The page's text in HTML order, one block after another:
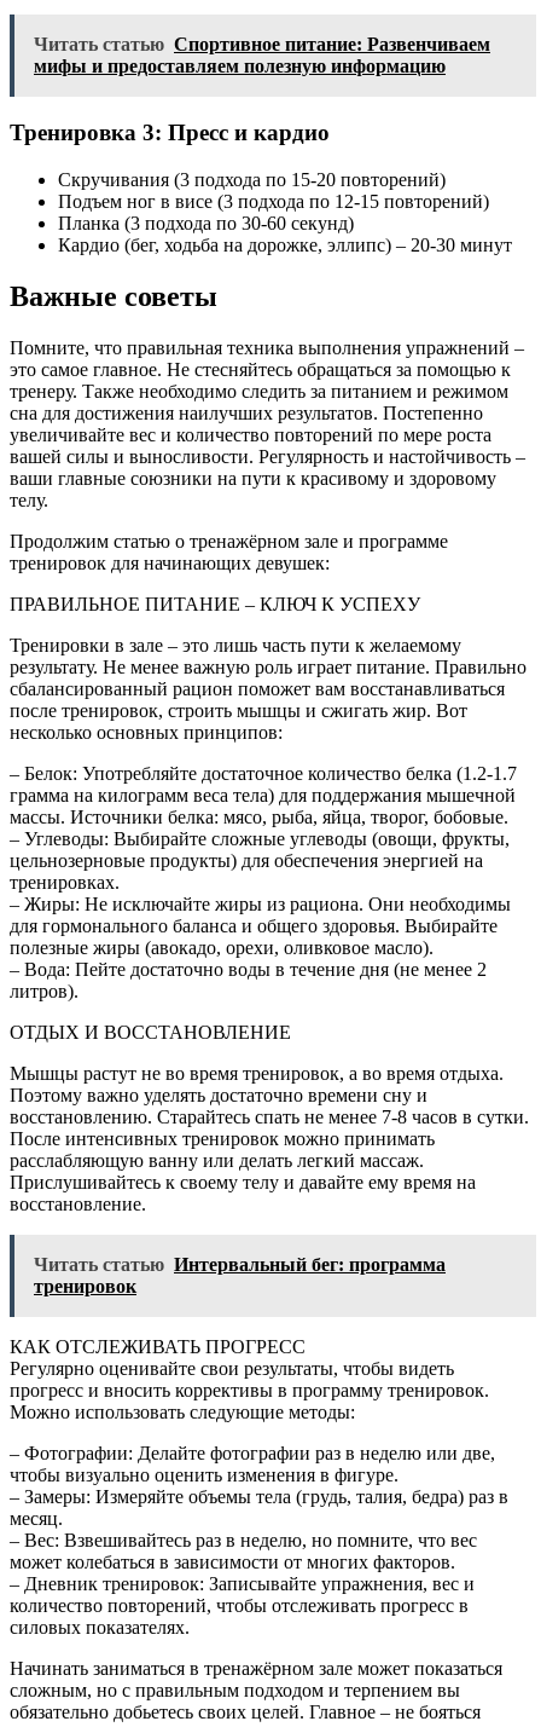
Читать статью Спортивное питание: Развенчиваем
мифы и предоставляем полезную информацию
Тренировка 3: Пресс и кардио
Скручивания (3 подхода по 15-20 повторений)
Подъем ног в висе (3 подхода по 12-15 повторений)
Планка (3 подхода по 30-60 секунд)
Кардио (бег, ходьба на дорожке, эллипс) – 20-30 минут
Важные советы
Помните, что правильная техника выполнения упражнений –
это самое главное. Не стесняйтесь обращаться за помощью к
тренеру. Также необходимо следить за питанием и режимом
сна для достижения наилучших результатов. Постепенно
увеличивайте вес и количество повторений по мере роста
вашей силы и выносливости. Регулярность и настойчивость –
ваши главные союзники на пути к красивому и здоровому
телу.
Продолжим статью о тренажёрном зале и программе
тренировок для начинающих девушек:
ПРАВИЛЬНОЕ ПИТАНИЕ – КЛЮЧ К УСПЕХУ
Тренировки в зале – это лишь часть пути к желаемому
результату. Не менее важную роль играет питание. Правильно
сбалансированный рацион поможет вам восстанавливаться
после тренировок, строить мышцы и сжигать жир. Вот
несколько основных принципов:
– Белок: Употребляйте достаточное количество белка (1.2-1.7
грамма на килограмм веса тела) для поддержания мышечной
массы. Источники белка: мясо, рыба, яйца, творог, бобовые.
– Углеводы: Выбирайте сложные углеводы (овощи, фрукты,
цельнозерновые продукты) для обеспечения энергией на
тренировках.
– Жиры: Не исключайте жиры из рациона. Они необходимы
для гормонального баланса и общего здоровья. Выбирайте
полезные жиры (авокадо, орехи, оливковое масло).
– Вода: Пейте достаточно воды в течение дня (не менее 2
литров).
ОТДЫХ И ВОССТАНОВЛЕНИЕ
Мышцы растут не во время тренировок, а во время отдыха.
Поэтому важно уделять достаточно времени сну и
восстановлению. Старайтесь спать не менее 7-8 часов в сутки.
После интенсивных тренировок можно принимать
расслабляющую ванну или делать легкий массаж.
Прислушивайтесь к своему телу и давайте ему время на
восстановление.
Читать статью Интервальный бег: программа
тренировок
КАК ОТСЛЕЖИВАТЬ ПРОГРЕСС
Регулярно оценивайте свои результаты, чтобы видеть
прогресс и вносить коррективы в программу тренировок.
Можно использовать следующие методы:
– Фотографии: Делайте фотографии раз в неделю или две,
чтобы визуально оценить изменения в фигуре.
– Замеры: Измеряйте объемы тела (грудь, талия, бедра) раз в
месяц.
– Вес: Взвешивайтесь раз в неделю, но помните, что вес
может колебаться в зависимости от многих факторов.
– Дневник тренировок: Записывайте упражнения, вес и
количество повторений, чтобы отслеживать прогресс в
силовых показателях.
Начинать заниматься в тренажёрном зале может показаться
сложным, но с правильным подходом и терпением вы
обязательно добьетесь своих целей. Главное – не бояться